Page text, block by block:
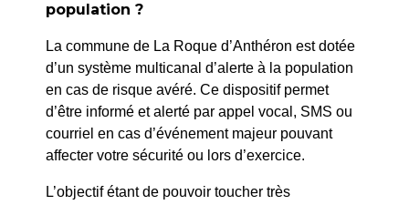
PRÉCÉDENT
Montée de la Carraire – Réfection Voirie
080/2024 : GRDF – Permission de Voirie – Place
Auguste Forbin – Branchement Gaz
population ?
La commune de La Roque d’Anthéron est dotée
d’un système multicanal d’alerte à la population
en cas de risque avéré. Ce dispositif permet
d’être informé et alerté par appel vocal, SMS ou
courriel en cas d’événement majeur pouvant
affecter votre sécurité ou lors d’exercice.
L’objectif étant de pouvoir toucher très